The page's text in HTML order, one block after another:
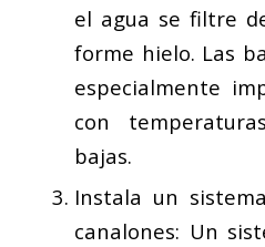
el agua se filtre
forme hielo. Las
especialmente
con
bajas.
Instala un
canalones: Un